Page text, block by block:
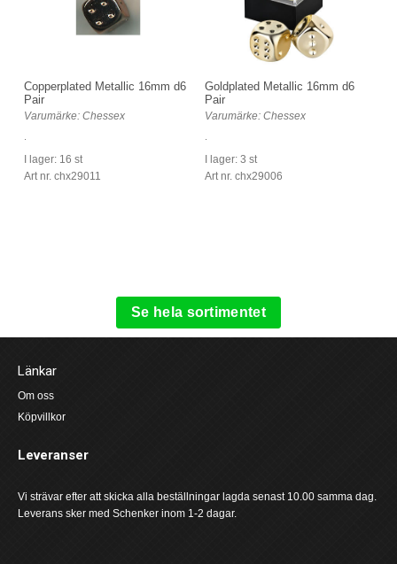
Copperplated Metallic 16mm d6
Pair
Varumärke: Chessex
I lager: 16 st
Art nr. chx29011
Goldplated Metallic 16mm d6
Pair
Varumärke: Chessex
I lager: 3 st
Art nr. chx29006
Se hela sortimentet
Länkar
Om oss
Köpvillkor
Leveranser
Vi strävar efter att skicka alla beställningar lagda senast 10.00 samma dag.
Leverans sker med Schenker inom 1-2 dagar.